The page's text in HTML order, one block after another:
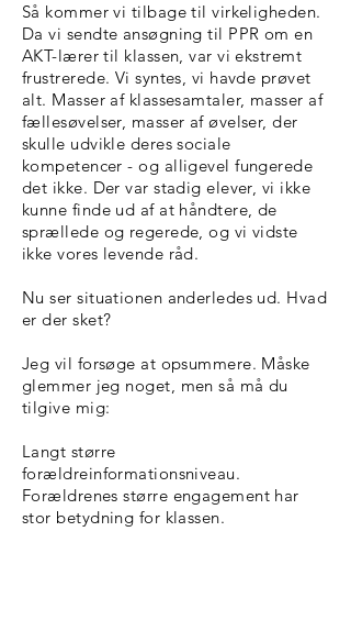
Så kommer vi tilbage til virkeligheden.
Da vi sendte ansøgning til PPR om en
AKT-lærer til klassen, var vi ekstremt
frustrerede. Vi syntes, vi havde prøvet
alt. Masser af klassesamtaler, masser af
fællesøvelser, masser af øvelser, der
skulle udvikle deres sociale
kompetencer - og alligevel fungerede
det ikke. Der var stadig elever, vi ikke
kunne finde ud af at håndtere, de
sprællede og regerede, og vi vidste
ikke vores levende råd.
Nu ser situationen anderledes ud. Hvad
er der sket?
Jeg vil forsøge at opsummere. Måske
glemmer jeg noget, men så må du
tilgive mig:
Langt større
forældreinformationsniveau.
Forældrenes større engagement har
stor betydning for klassen.